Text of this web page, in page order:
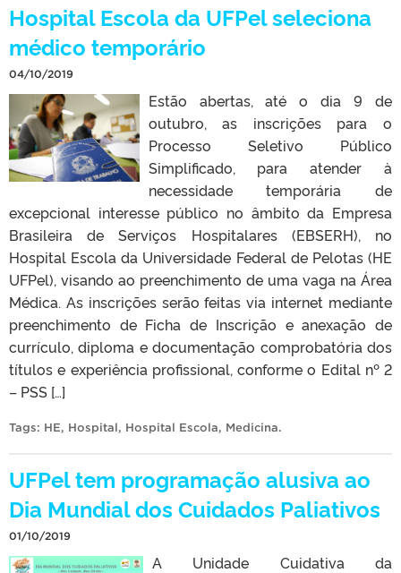
Hospital Escola da UFPel seleciona
médico temporário
04/10/2019
Estão abertas, até o dia 9 de
outubro, as inscrições para o
Processo Seletivo Público
Simplificado, para atender à
necessidade temporária de
excepcional interesse público no âmbito da Empresa
Brasileira de Serviços Hospitalares (EBSERH), no
Hospital Escola da Universidade Federal de Pelotas (HE
UFPel), visando ao preenchimento de uma vaga na Área
Médica. As inscrições serão feitas via internet mediante
preenchimento de Ficha de Inscrição e anexação de
currículo, diploma e documentação comprobatória dos
títulos e experiência profissional, conforme o Edital nº 2
– PSS […]
Tags: HE, Hospital, Hospital Escola, Medicina.
UFPel tem programação alusiva ao
Dia Mundial dos Cuidados Paliativos
01/10/2019
A Unidade Cuidativa da